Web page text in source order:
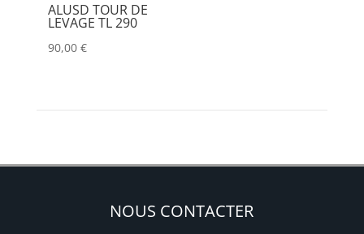
ALUSD TOUR DE
LEVAGE TL 290
90,00 €
NOUS CONTACTER